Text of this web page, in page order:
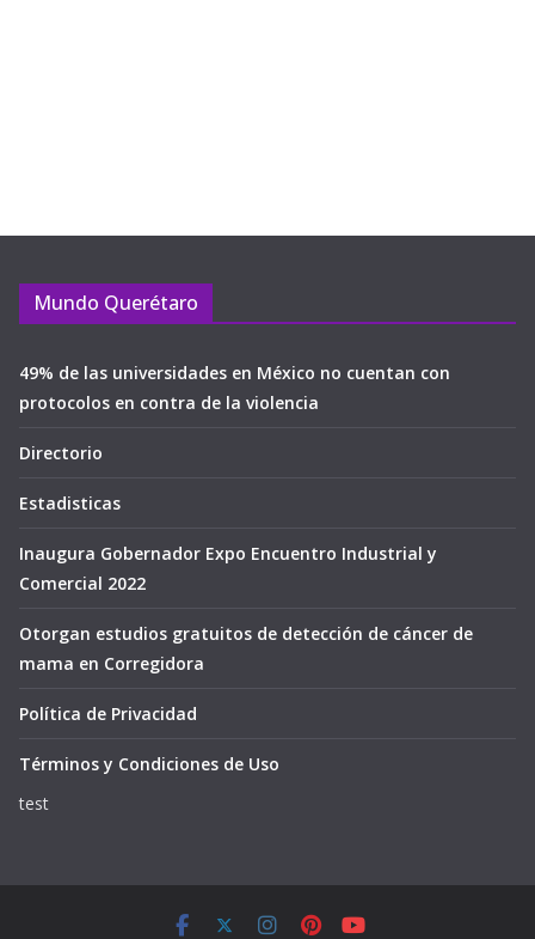
Mundo Querétaro
49% de las universidades en México no cuentan con
protocolos en contra de la violencia
Directorio
Estadisticas
Inaugura Gobernador Expo Encuentro Industrial y
Comercial 2022
Otorgan estudios gratuitos de detección de cáncer de
mama en Corregidora
Política de Privacidad
Términos y Condiciones de Uso
test